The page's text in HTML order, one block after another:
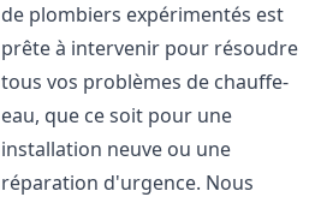
de plombiers expérimentés est
prête à intervenir pour résoudre
tous vos problèmes de chauffe-
eau, que ce soit pour une
installation neuve ou une
réparation d'urgence. Nous